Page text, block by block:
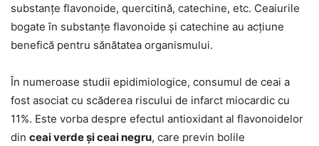
substanțe flavonoide, quercitină, catechine, etc. Ceaiurile
bogate în substanțe flavonoide și catechine au acțiune
benefică pentru sănătatea organismului.
În numeroase studii epidimiologice, consumul de ceai a
fost asociat cu scăderea riscului de infarct miocardic cu
11%. Este vorba despre efectul antioxidant al flavonoidelor
din ceai verde și ceai negru, care previn bolile